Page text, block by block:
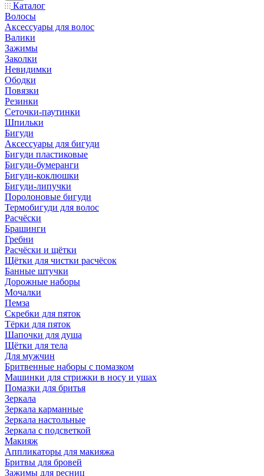
Каталог
Волосы
Аксессуары для волос
Валики
Зажимы
Заколки
Невидимки
Ободки
Повязки
Резинки
Сеточки-паутинки
Шпильки
Бигуди
Аксессуары для бигуди
Бигуди пластиковые
Бигуди-бумеранги
Бигуди-коклюшки
Бигуди-липучки
Поролоновые бигуди
Термобигуди для волос
Расчёски
Брашинги
Гребни
Расчёски и щётки
Щётки для чистки расчёсок
Банные штучки
Дорожные наборы
Мочалки
Пемза
Скребки для пяток
Тёрки для пяток
Шапочки для душа
Щётки для тела
Для мужчин
Бритвенные наборы с помазком
Машинки для стрижки в носу и ушах
Помазки для бритья
Зеркала
Зеркала карманные
Зеркала настольные
Зеркала с подсветкой
Макияж
Аппликаторы для макияжа
Бритвы для бровей
Зажимы для ресниц